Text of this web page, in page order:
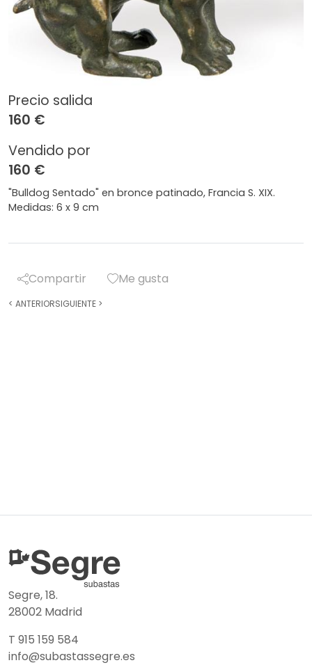
Precio salida
160 €
Vendido por
160 €
"Bulldog Sentado" en bronce patinado, Francia S. XIX.
Medidas: 6 x 9 cm
Compartir Me gusta
< ANTERIORSIGUIENTE >
Segre, 18.
28002 Madrid
T 915 159 584
info@subastassegre.es